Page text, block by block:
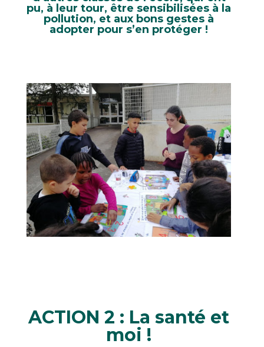
pu, à leur tour, être sensibilisées à la
pollution, et aux bons gestes à
adopter pour s’en protéger !
ACTION 2 : La santé et
moi !